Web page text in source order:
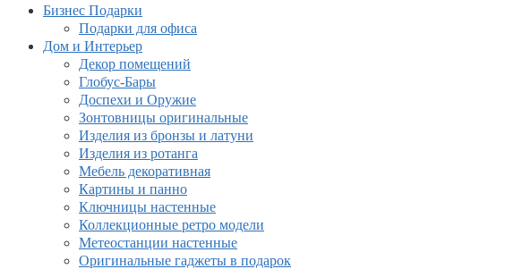
Бизнес Подарки
Подарки для офиса
Дом и Интерьер
Декор помещений
Глобус-Бары
Доспехи и Оружие
Зонтовницы оригинальные
Изделия из бронзы и латуни
Изделия из ротанга
Мебель декоративная
Картины и панно
Ключницы настенные
Коллекционные ретро модели
Метеостанции настенные
Оригинальные гаджеты в подарок